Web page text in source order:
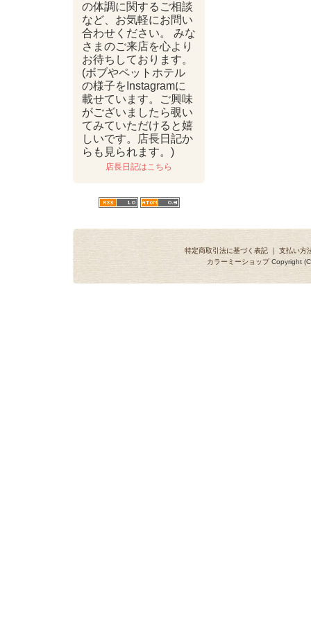
の体調に関するご相談
など、お気軽にお問い
合わせください。 みな
さまのご来店を心より
お待ちしております。
(ボブやペットホテル
の様子をInstagramに
載せています。ご興味
がございましたら覗い
てみていただけると嬉
しいです。店長日記か
らも見られます。)
店長日記はこちら
特定商取引法に基づく表記 ｜ 支払い方
カラーミーショップCopyright